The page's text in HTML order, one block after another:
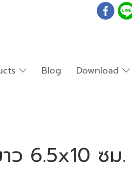
Blog Download
ว 6.5x10 ซม.